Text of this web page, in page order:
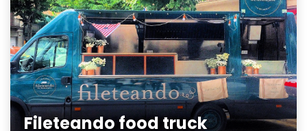
Fileteando food truck